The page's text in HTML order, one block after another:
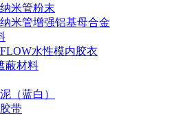
米管粉末
米管增强铝基母合金
水性模内胶衣
蔽材料
（蓝白）
带